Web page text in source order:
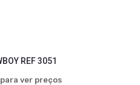
REF 3051
ver preços